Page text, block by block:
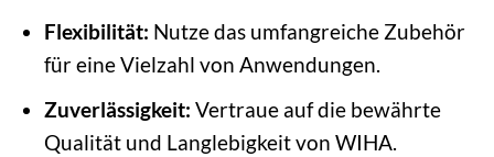
Flexibilität: Nutze das umfangreiche Zubehör
für eine Vielzahl von Anwendungen.
Zuverlässigkeit: Vertraue auf die bewährte
Qualität und Langlebigkeit von WIHA.